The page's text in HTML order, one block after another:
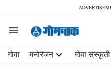
गोवा मनोरंजन गोवा संस्कृती